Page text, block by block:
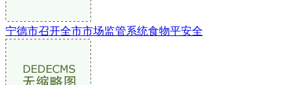
宁德市召开全市市场监管系统食物平安全